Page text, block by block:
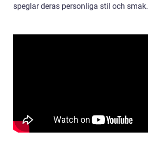
speglar deras personliga stil och smak.